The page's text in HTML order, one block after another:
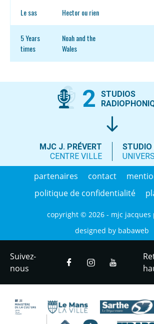
Le sas Hector ou rien
5 Years
times
Noah and the
Wales
2
STUDIOS
MJC J. PRÉVERT
CENTRE VILLE
STUDIO
partenaires contact
politique de confidentialité
copyright © 2026 - mjc jacques
designed by babaweb
Suivez-
nous